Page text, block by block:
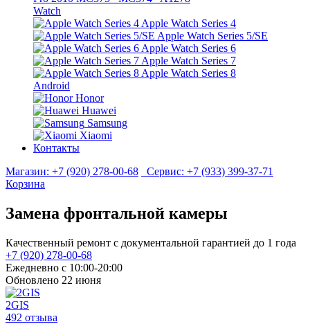
Watch
Apple Watch Series 4
Apple Watch Series 5/SE
Apple Watch Series 6
Apple Watch Series 7
Apple Watch Series 8
Android
Honor
Huawei
Samsung
Xiaomi
Контакты
Магазин: +7 (920) 278-00-68 Сервис: +7 (933) 399-37-71
Корзина
Замена фронтальной камеры
Качественный ремонт с документальной гарантией до 1 года
+7 (920) 278-00-68
Ежедневно с 10:00-20:00
Обновлено 22 июня
2GIS
492 отзыва